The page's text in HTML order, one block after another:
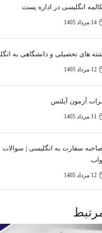
انگلیسی در اداره پست
14 مرداد 1405
های تحصیلی و دانشگاهی به
12 مرداد 1405
آزمون آیلتس
11 مرداد 1405
سفارت به انگلیسی | سوالات
12 مرداد 1405